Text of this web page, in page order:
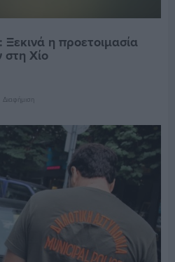
η προετοιμασία
Χίο
Διαφήμιση